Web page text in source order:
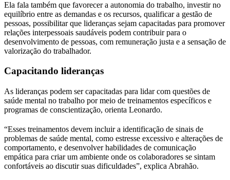
Ela fala também que favorecer a autonomia do trabalho, investir no
equilíbrio entre as demandas e os recursos, qualificar a gestão de
pessoas, possibilitar que lideranças sejam capacitadas para promover
relações interpessoais saudáveis podem contribuir para o
desenvolvimento de pessoas, com remuneração justa e a sensação de
valorização do trabalhador.
Capacitando lideranças
As lideranças podem ser capacitadas para lidar com questões de
saúde mental no trabalho por meio de treinamentos específicos e
programas de conscientização, orienta Leonardo.
“Esses treinamentos devem incluir a identificação de sinais de
problemas de saúde mental, como estresse excessivo e alterações de
comportamento, e desenvolver habilidades de comunicação
empática para criar um ambiente onde os colaboradores se sintam
confortáveis ao discutir suas dificuldades”, explica Abrahão.